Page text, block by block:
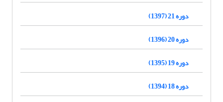
دوره 21 (1397)
دوره 20 (1396)
دوره 19 (1395)
دوره 18 (1394)